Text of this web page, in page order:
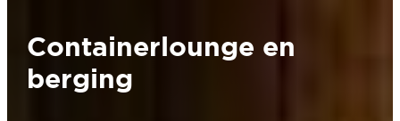
Containerlounge en
berging